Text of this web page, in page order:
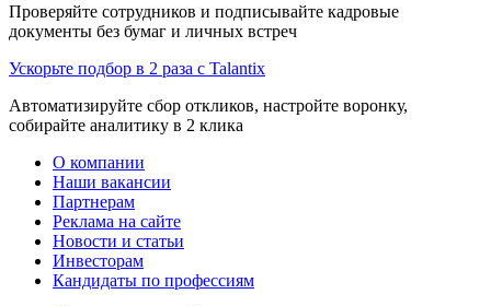
Проверяйте сотрудников и подписывайте кадровые
документы без бумаг и личных встреч
Ускорьте подбор в 2 раза с Talantix
Автоматизируйте сбор откликов, настройте воронку,
собирайте аналитику в 2 клика
О компании
Наши вакансии
Партнерам
Реклама на сайте
Новости и статьи
Инвесторам
Кандидаты по профессиям